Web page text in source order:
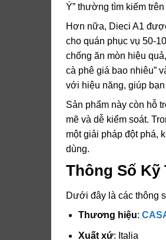
Ý” thường tìm kiếm
Hơn nữa, Dieci A1
cho quán phục vụ 50-
chống ăn mòn hiệu
cà phê giá bao nhiêu”
với hiệu năng, giúp
Sản phẩm này còn hỗ
mẽ và dễ kiểm soát.
một giải pháp đột phá,
dùng.
Thông Số Kỹ
Dưới đây là các thông
Thương hiệu:
Xuất xứ: Italia